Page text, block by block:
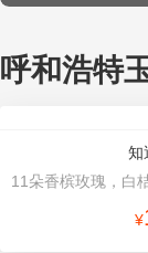
呼和浩特
知
¥